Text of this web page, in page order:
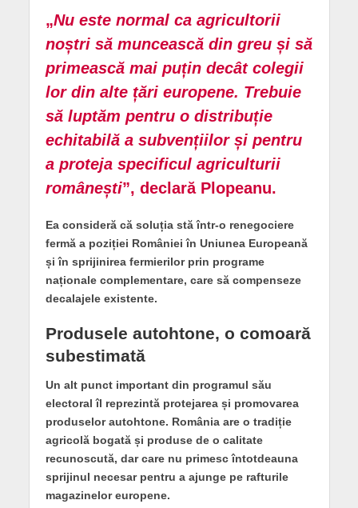
„Nu este normal ca agricultorii
noștri să muncească din greu și să
primească mai puțin decât colegii
lor din alte țări europene. Trebuie
să luptăm pentru o distribuție
echitabilă a subvențiilor și pentru
a proteja specificul agriculturii
românești”, declară Plopeanu.
Ea consideră că soluția stă într-o renegociere
fermă a poziției României în Uniunea Europeană
și în sprijinirea fermierilor prin programe
naționale complementare, care să compenseze
decalajele existente.
Produsele autohtone, o comoară
subestimată
Un alt punct important din programul său
electoral îl reprezintă protejarea și promovarea
produselor autohtone. România are o tradiție
agricolă bogată și produse de o calitate
recunoscută, dar care nu primesc întotdeauna
sprijinul necesar pentru a ajunge pe rafturile
magazinelor europene.